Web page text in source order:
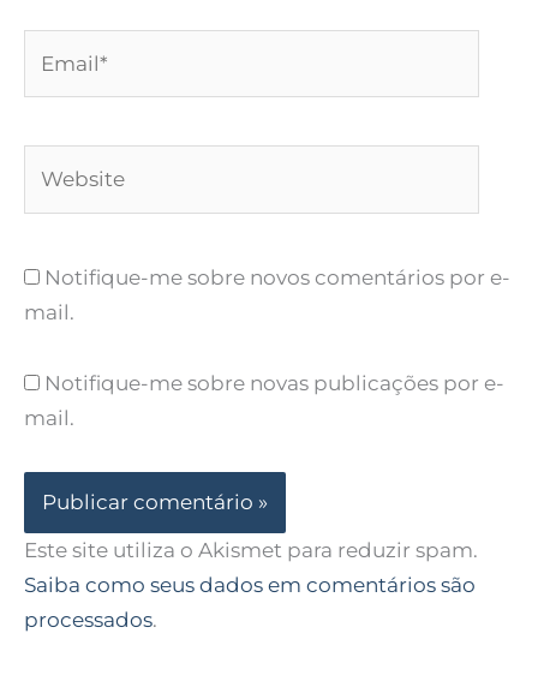
Notifique-me sobre novos comentários por e-
mail.
Notifique-me sobre novas publicações por e-
mail.
Este site utiliza o Akismet para reduzir spam.
Saiba como seus dados em comentários são
processados.